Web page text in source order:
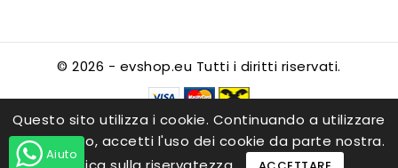
Questo sito utilizza i cookie. Continuando a utilizzare
questo sito, accetti l'uso dei cookie da parte nostra.
© 2026 - evshop.eu Tutti i diritti riservati.
Aiuto